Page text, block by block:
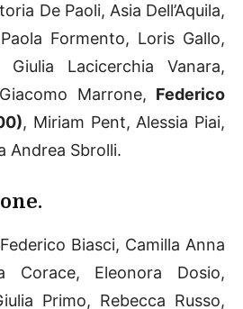
De Paoli, Asia Dell’Aquila,
Formento, Loris Gallo,
Giulia Lacicerchia Vanara,
Marrone, Federico
, Miriam Pent, Alessia Piai,
Andrea Sbrolli.
Biasci, Camilla Anna
Corace, Eleonora Dosio,
Primo, Rebecca Russo,